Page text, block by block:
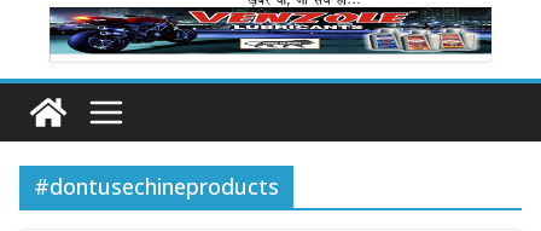
#dontusechineproducts